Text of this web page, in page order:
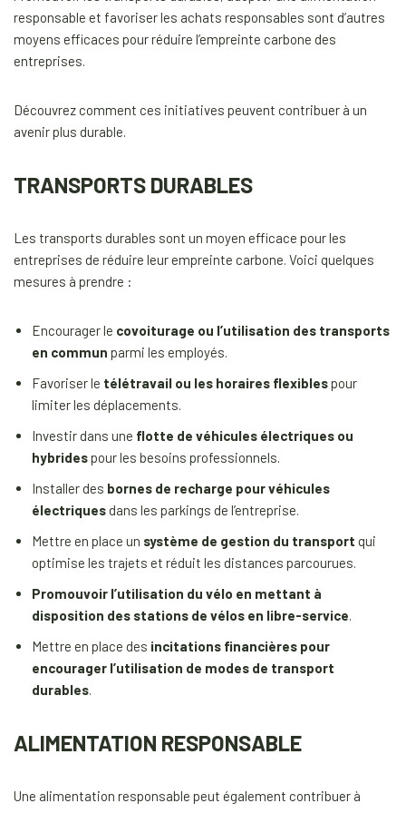
responsable et favoriser les achats responsables sont d’autres
moyens efficaces pour réduire l’empreinte carbone des
entreprises.
Découvrez comment ces initiatives peuvent contribuer à un
avenir plus durable.
TRANSPORTS DURABLES
Les transports durables sont un moyen efficace pour les
entreprises de réduire leur empreinte carbone. Voici quelques
mesures à prendre :
Encourager le covoiturage ou l’utilisation des transports
en commun parmi les employés.
Favoriser le télétravail ou les horaires flexiblespour
limiter les déplacements.
Investir dans une flotte de véhicules électriques ou
hybridespour les besoins professionnels.
Installer des bornes de recharge pour véhicules
électriques dans les parkings de l’entreprise.
Mettre en place un système de gestion du transport qui
optimise les trajets et réduit les distances parcourues.
Promouvoir l’utilisation du vélo en mettant à
disposition des stations de vélos en libre-service.
Mettre en place des incitations financières pour
encourager l’utilisation de modes de transport
durables.
ALIMENTATION RESPONSABLE
Une alimentation responsable peut également contribuer à